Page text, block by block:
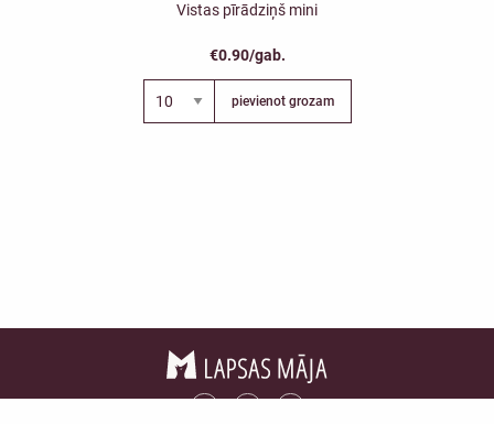
Vistas pīrādziņš mini
€0.90/gab.
pievienot grozam